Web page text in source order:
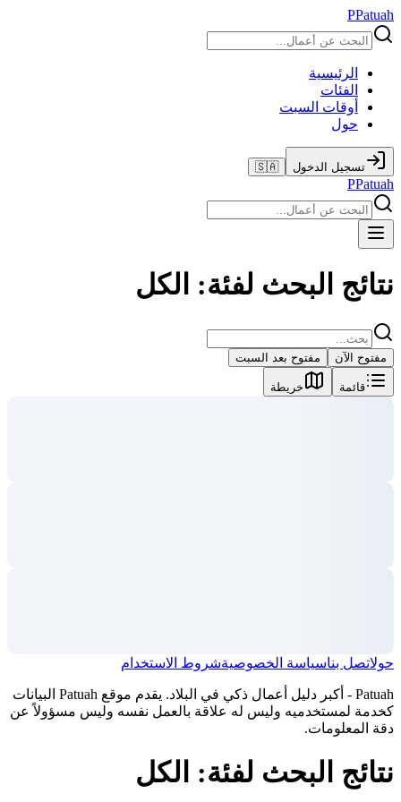
PPatuah
الرئيسية
الفئات
أوقات السبت
حول
تسجيل الدخول 🇸🇦
PPatuah
نتائج البحث لفئة: الكل
مفتوح الآن مفتوح بعد السبت
قائمة خريطة
حولاتصل بناسياسة الخصوصيةشروط الاستخدام
Patuah - أكبر دليل أعمال ذكي في البلاد. يقدم موقع Patuah البيانات
كخدمة لمستخدميه وليس له علاقة بالعمل نفسه وليس مسؤولاً عن
دقة المعلومات.
نتائج البحث لفئة: الكل